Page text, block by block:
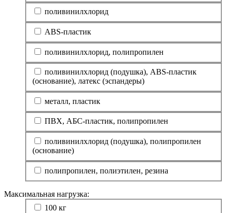
поливинилхлорид
ABS-пластик
поливинилхлорид, полипропилен
поливинилхлорид (подушка), ABS-пластик
(основание), латекс (эспандеры)
металл, пластик
ПВХ, АБС-пластик, полипропилен
поливинилхлорид (подушка), полипропилен
(основание)
полипропилен, полиэтилен, резина
Максимальная нагрузка:
100 кг